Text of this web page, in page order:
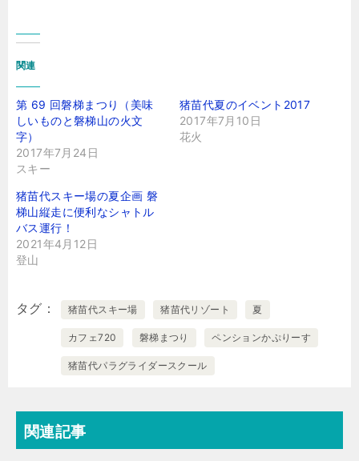
関連
第 69 回磐梯まつり（美味
しいものと磐梯山の火文
字）
2017年7月24日
スキー
猪苗代夏のイベント2017
2017年7月10日
花火
猪苗代スキー場の夏企画 磐
梯山縦走に便利なシャトル
バス運行！
2021年4月12日
登山
タグ 猪苗代スキー場 猪苗代リゾート 夏
カフェ720 磐梯まつり ペンションかぷりーす
猪苗代パラグライダースクール
関連記事